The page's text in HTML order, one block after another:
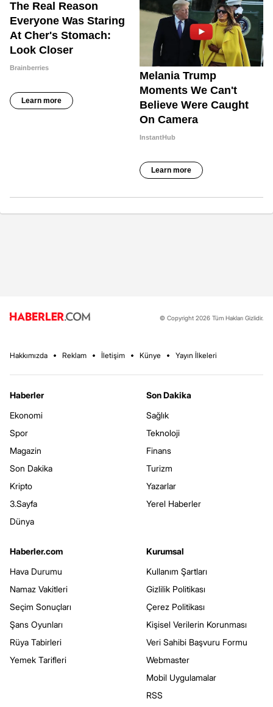
© Copyright 2026 Tüm Hakları Gizlidir.
Hakkımızda Reklam İletişim Künye Yayın İlkeleri
Haberler
Ekonomi
Spor
Magazin
Son Dakika
Kripto
3.Sayfa
Dünya
Son Dakika
Sağlık
Teknoloji
Finans
Turizm
Yazarlar
Yerel Haberler
Haberler.com
Hava Durumu
Namaz Vakitleri
Seçim Sonuçları
Şans Oyunları
Rüya Tabirleri
Yemek Tarifleri
Kurumsal
Kullanım Şartları
Gizlilik Politikası
Çerez Politikası
Kişisel Verilerin Korunması
Veri Sahibi Başvuru Formu
Webmaster
Mobil Uygulamalar
RSS